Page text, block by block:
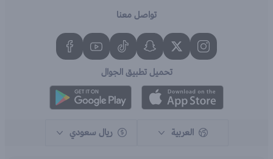
تواصل معنا
تحميل تطبيق الجوال
العربية ريال سعودي